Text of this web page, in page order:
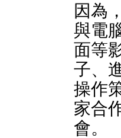
因為
與電
面等
子、
操作
家合
會。